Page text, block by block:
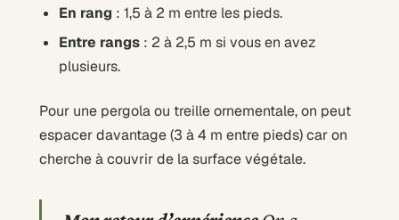
En rang : 1,5 à 2 m entre les pieds.
Entre rangs : 2 à 2,5 m si vous en avez
plusieurs.
Pour une pergola ou treille ornementale, on peut
espacer davantage (3 à 4 m entre pieds) car on
cherche à couvrir de la surface végétale.